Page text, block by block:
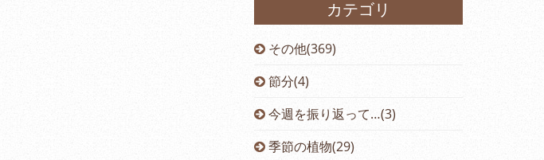
カテゴリ
その他(369)
節分(4)
今週を振り返って…(3)
季節の植物(29)